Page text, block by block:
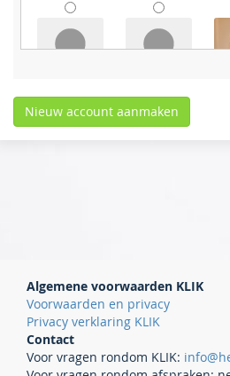
Hiba Limouri
Hogenelst,
Bergfeld
Algemene voorwaarden KLIK
Voorwaarden en privacy
Privacy verklaring KLIK
Contact
Voor vragen rondom KLIK: